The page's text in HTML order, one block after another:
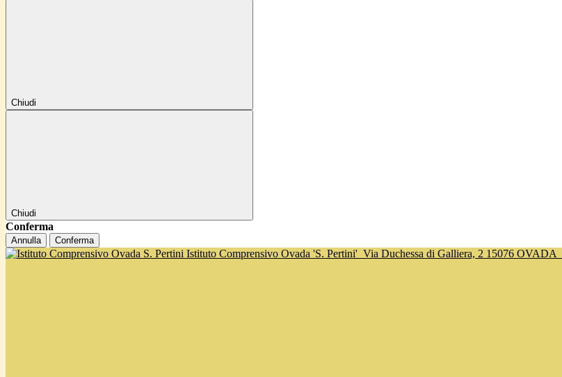
Chiudi
Chiudi
Conferma
Annulla Conferma
Istituto Comprensivo Ovada 'S. Pertini' Via Duchessa di Galliera, 2 15076 OVADA